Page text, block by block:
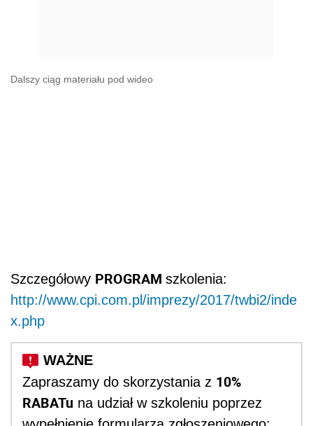
Dalszy ciąg materiału pod wideo
Szczegółowy PROGRAM szkolenia:
http://www.cpi.com.pl/imprezy/2017/twbi2/inde
x.php
Zapraszamy do skorzystania z 10%
RABATu na udział w szkoleniu poprzez